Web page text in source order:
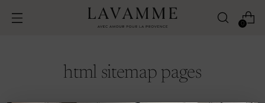
0
html sitemap pages